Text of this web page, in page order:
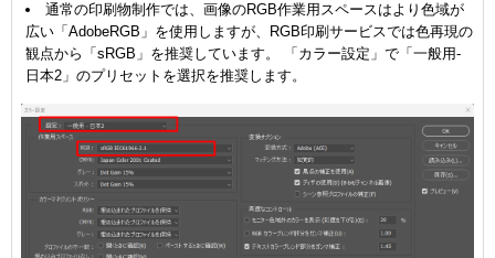
通常の印刷物制作では、画像のRGB作業用スペースはより色域が
広い「AdobeRGB」を使用しますが、RGB印刷サービスでは色再現の
観点から「sRGB」を推奨しています。 「カラー設定」で「一般用-
日本2」のプリセットを選択を推奨します。